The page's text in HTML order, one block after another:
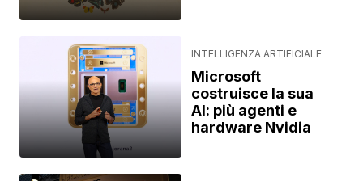
INTELLIGENZA ARTIFICIALE
Microsoft
costruisce la sua
AI: più agenti e
hardware Nvidia